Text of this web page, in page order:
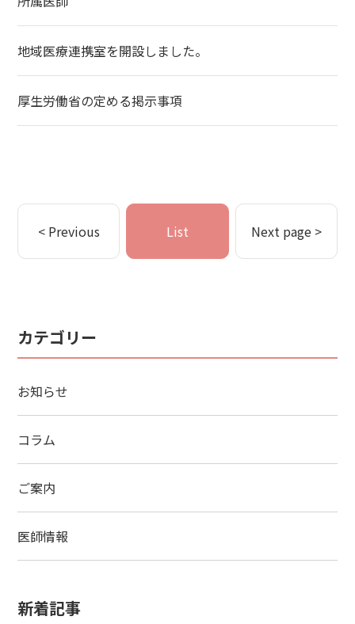
地域医療連携室を開設しました。
厚生労働省の定める掲示事項
< Previous List Next page >
カテゴリー
お知らせ
コラム
ご案内
医師情報
新着記事